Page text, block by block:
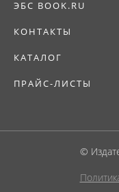
ЭБС BOOK.RU
КОНТАКТЫ
КАТАЛОГ
ПРАЙС-ЛИСТЫ
©